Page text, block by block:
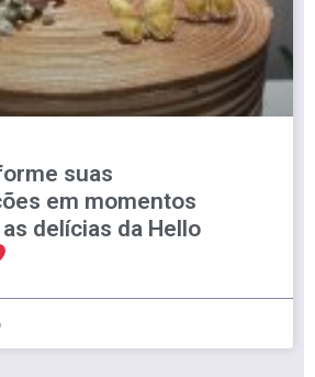
suas
em momentos
delícias da Hello